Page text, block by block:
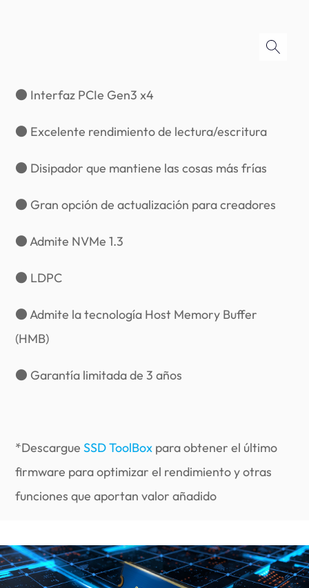
● Interfaz PCIe Gen3 x4
● Excelente rendimiento de lectura/escritura
● Disipador que mantiene las cosas más frías
● Gran opción de actualización para creadores
● Admite NVMe 1.3
● LDPC
● Admite la tecnología Host Memory Buffer
(HMB)
● Garantía limitada de 3 años
*DescargueSSD ToolBox para obtener el último
firmware para optimizar el rendimiento y otras
funciones que aportan valor añadido